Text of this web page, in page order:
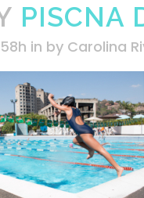
PISCNA
in by Carolina